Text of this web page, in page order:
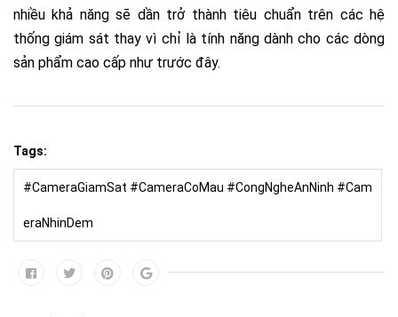
nhiều khả năng sẽ dần trở thành tiêu chuẩn trên các hệ
thống giám sát thay vì chỉ là tính năng dành cho các dòng
sản phẩm cao cấp như trước đây.
Tags:
#CameraGiamSat #CameraCoMau #CongNgheAnNinh #Cam
eraNhinDem